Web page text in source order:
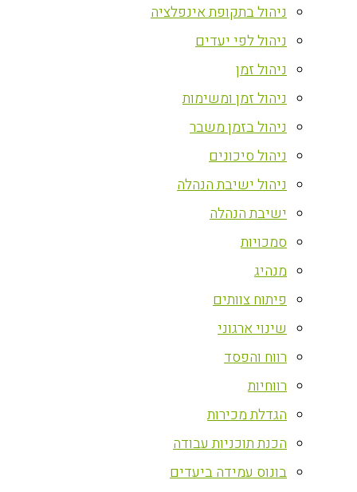
ניהול בתקופת אינפלציה
ניהול לפי יעדים
ניהול זמן
ניהול זמן ומשימות
ניהול בזמן משבר
ניהול סיכונים
ניהול ישיבת הנהלה
ישיבת הנהלה
סמכויות
מנהיג
פיתוח צוותים
שינוי ארגוני
רווח והפסד
רווחיות
הגדלת מכירות
הכנת תוכניות עבודה
בונוס עמידה ביעדים